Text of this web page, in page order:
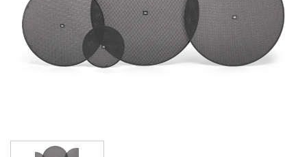
Sprache/Region